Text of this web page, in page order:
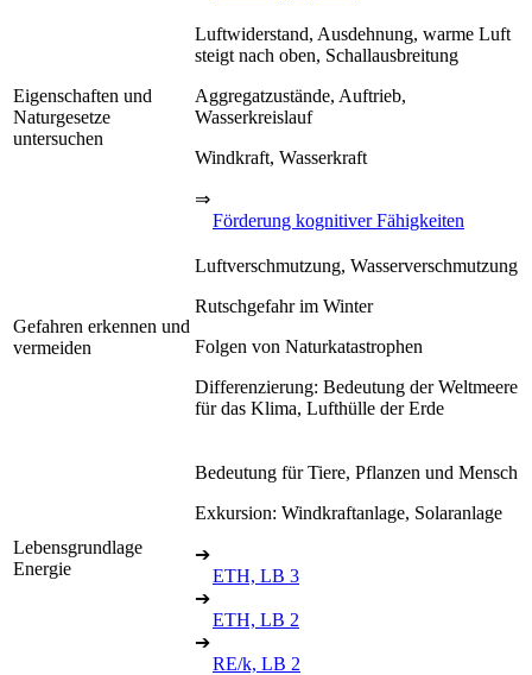
Eigenschaften und
Naturgesetze
untersuchen
Luftwiderstand, Ausdehnung, warme Luft
steigt nach oben, Schallausbreitung
Aggregatzustände, Auftrieb,
Wasserkreislauf
Windkraft, Wasserkraft
⇒
Förderung kognitiver Fähigkeiten
Gefahren erkennen und
vermeiden
Luftverschmutzung, Wasserverschmutzung
Rutschgefahr im Winter
Folgen von Naturkatastrophen
Differenzierung: Bedeutung der Weltmeere
für das Klima, Lufthülle der Erde
Lebensgrundlage
Energie
Bedeutung für Tiere, Pflanzen und Mensch
Exkursion: Windkraftanlage, Solaranlage
➔
ETH, LB 3
➔
ETH, LB 2
➔
RE/k, LB 2